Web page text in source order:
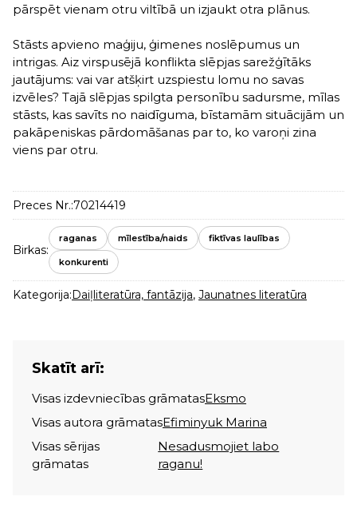
pārspēt vienam otru viltībā un izjaukt otra plānus.
Stāsts apvieno maģiju, ģimenes noslēpumus un
intrigas. Aiz virspusējā konflikta slēpjas sarežģītāks
jautājums: vai var atšķirt uzspiestu lomu no savas
izvēles? Tajā slēpjas spilgta personību sadursme, mīlas
stāsts, kas savīts no naidīguma, bīstamām situācijām un
pakāpeniskas pārdomāšanas par to, ko varoņi zina
viens par otru.
Preces Nr.:70214419
Birkas:
raganas mīlestība/naids fiktīvas laulības
konkurenti
Kategorija:Daiļliteratūra, fantāzija, Jaunatnes literatūra
Skatīt arī:
Visas izdevniecības grāmatasEksmo
Visas autora grāmatasEfiminyuk Marina
Visas sērijas
grāmatas
Nesadusmojiet labo
raganu!